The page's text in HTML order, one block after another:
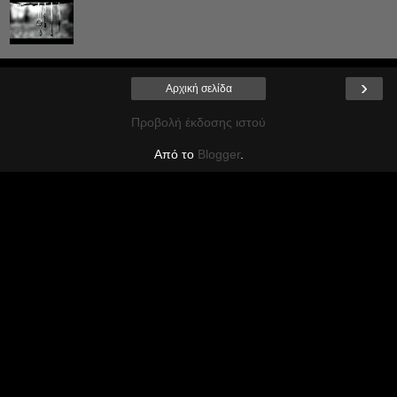
›
Αρχική σελίδα
Προβολή έκδοσης ιστού
Από το Blogger.